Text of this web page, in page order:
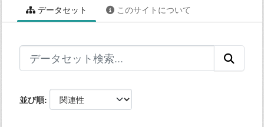
データセット このサイトについて
並び順